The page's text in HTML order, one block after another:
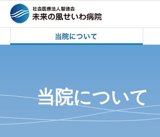
未来の風せいわ
未来の
当院について